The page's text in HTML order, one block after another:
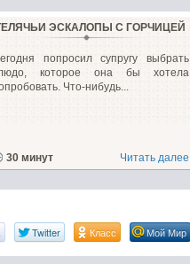
ЭСКАЛОПЫ С ГОРЧИЦЕЙ
попросил супругу выбрать
которое она бы хотела
Что-нибудь...
30 минут Читать далее
Twitter Класс Мой Мир